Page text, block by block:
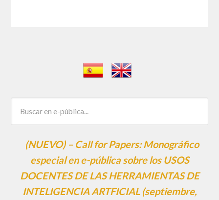
(NUEVO) – Call for Papers: Monográfico
especial en e-pública sobre los USOS
DOCENTES DE LAS HERRAMIENTAS DE
INTELIGENCIA ARTFICIAL (septiembre,